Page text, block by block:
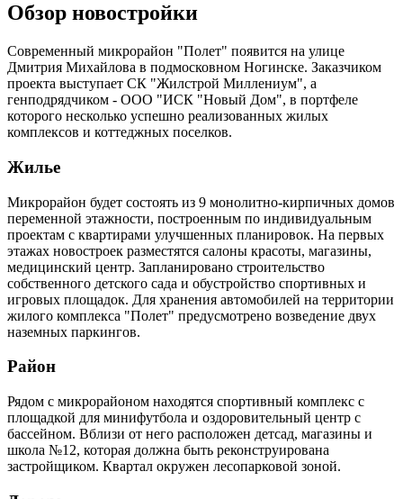
Обзор новостройки
Современный микрорайон "Полет" появится на улице
Дмитрия Михайлова в подмосковном Ногинске. Заказчиком
проекта выступает СК "Жилстрой Миллениум", а
генподрядчиком - ООО "ИСК "Новый Дом", в портфеле
которого несколько успешно реализованных жилых
комплексов и коттеджных поселков.
Жилье
Микрорайон будет состоять из 9 монолитно-кирпичных домов
переменной этажности, построенным по индивидуальным
проектам с квартирами улучшенных планировок. На первых
этажах новостроек разместятся салоны красоты, магазины,
медицинский центр. Запланировано строительство
собственного детского сада и обустройство спортивных и
игровых площадок. Для хранения автомобилей на территории
жилого комплекса "Полет" предусмотрено возведение двух
наземных паркингов.
Район
Рядом с микрорайоном находятся спортивный комплекс с
площадкой для минифутбола и оздоровительный центр с
бассейном. Вблизи от него расположен детсад, магазины и
школа №12, которая должна быть реконструирована
застройщиком. Квартал окружен лесопарковой зоной.